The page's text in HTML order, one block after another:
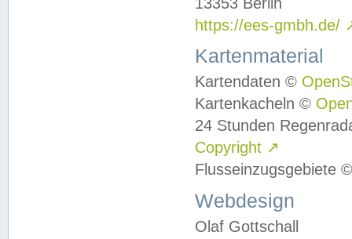
https://ees-gmbh.de/
Kartenmaterial
Kartendaten ©
Kartenkacheln ©
24 Stunden
Copyright ↗
Flusseinzugsgebiete
Webdesign
Olaf Gottschall